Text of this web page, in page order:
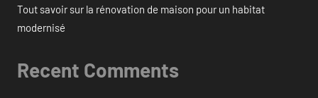
Tout savoir sur la rénovation de maison pour un habitat
modernisé
Recent Comments